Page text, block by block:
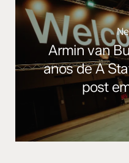
Armin van
anos de A
post